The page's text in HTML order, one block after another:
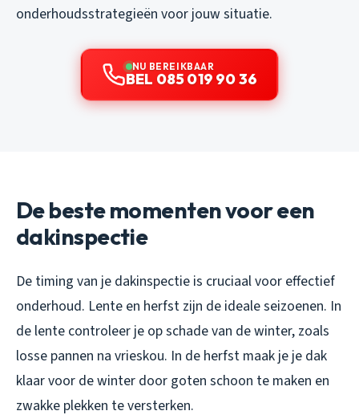
onderhoudsstrategieën voor jouw situatie.
NU BEREIKBAAR
BEL 085 019 90 36
De beste momenten voor een
dakinspectie
De timing van je dakinspectie is cruciaal voor effectief
onderhoud. Lente en herfst zijn de ideale seizoenen. In
de lente controleer je op schade van de winter, zoals
losse pannen na vrieskou. In de herfst maak je je dak
klaar voor de winter door goten schoon te maken en
zwakke plekken te versterken.